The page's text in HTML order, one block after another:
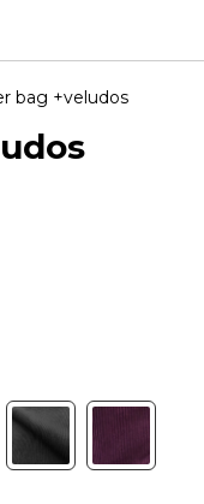
bag +veludos